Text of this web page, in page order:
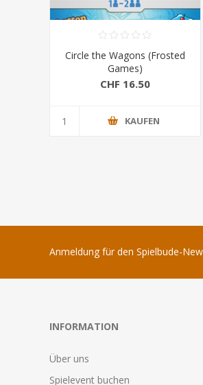
Circle the Wagons (Frosted
Games)
CHF 16.50
KAUFEN
Anmeldung für den Spielbude-
INFORMATION
Über uns
Spielevent buchen